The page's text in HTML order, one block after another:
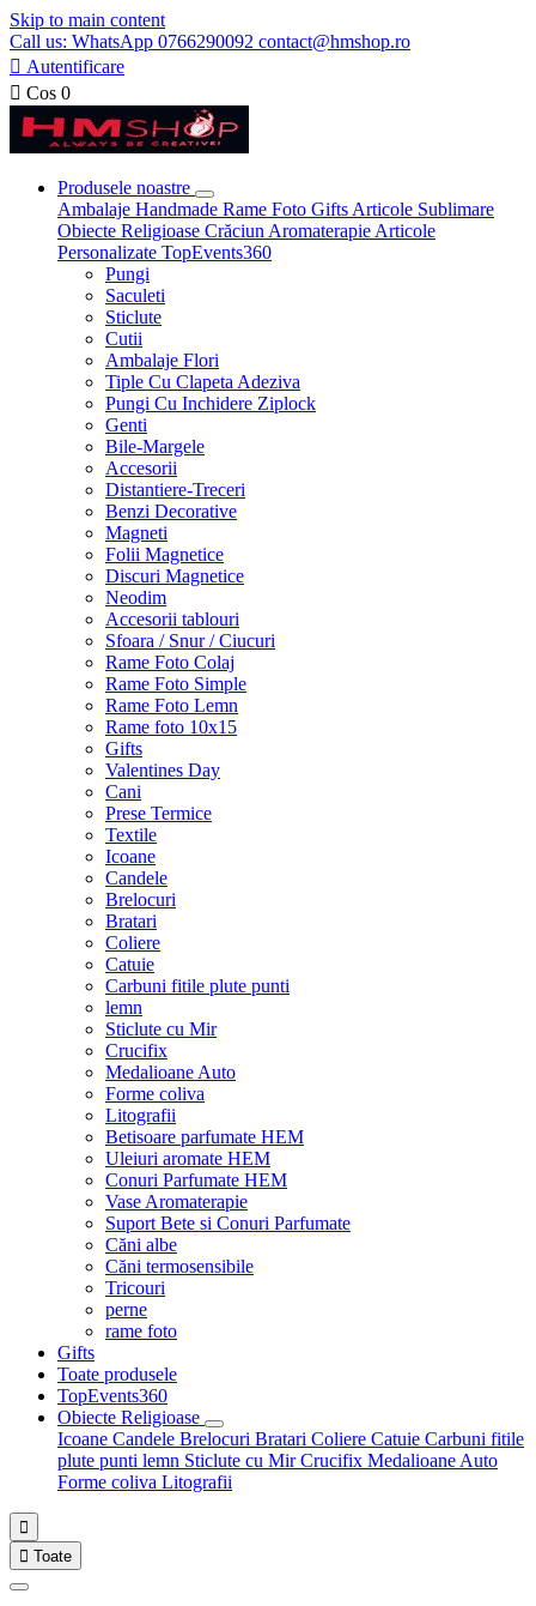
Skip to main content
Call us: WhatsApp 0766290092 contact@hmshop.ro
 Autentificare
 Cos 0
Produsele noastre
Ambalaje Handmade Rame Foto Gifts Articole Sublimare
Obiecte Religioase Crăciun Aromaterapie Articole
Personalizate TopEvents360
Pungi
Saculeti
Sticlute
Cutii
Ambalaje Flori
Tiple Cu Clapeta Adeziva
Pungi Cu Inchidere Ziplock
Genti
Bile-Margele
Accesorii
Distantiere-Treceri
Benzi Decorative
Magneti
Folii Magnetice
Discuri Magnetice
Neodim
Accesorii tablouri
Sfoara / Snur / Ciucuri
Rame Foto Colaj
Rame Foto Simple
Rame Foto Lemn
Rame foto 10x15
Gifts
Valentines Day
Cani
Prese Termice
Textile
Icoane
Candele
Brelocuri
Bratari
Coliere
Catuie
Carbuni fitile plute punti
lemn
Sticlute cu Mir
Crucifix
Medalioane Auto
Forme coliva
Litografii
Betisoare parfumate HEM
Uleiuri aromate HEM
Conuri Parfumate HEM
Vase Aromaterapie
Suport Bete si Conuri Parfumate
Căni albe
Căni termosensibile
Tricouri
perne
rame foto
Gifts
Toate produsele
TopEvents360
Obiecte Religioase
Icoane Candele Brelocuri Bratari Coliere Catuie Carbuni fitile
plute punti lemn Sticlute cu MirCrucifix Medalioane Auto
Forme coliva Litografii

 Toate